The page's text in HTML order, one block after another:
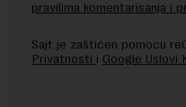
pravilima komentarisanja i
Sajt je zaštićen pomocu
Privatnosti i Google Uslovi